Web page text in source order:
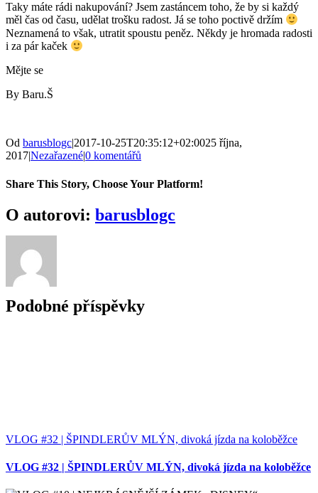
Taky máte rádi nakupování? Jsem zastáncem toho, že by si každý
měl čas od času, udělat trošku radost. Já se toho poctivě držím
Neznamená to však, utratit spoustu peněz. Někdy je hromada radosti
i za pár kaček
Mějte se
By Baru.Š
Od barusblogc|2017-10-25T20:35:12+02:0025 října,
2017|Nezařazené|0 komentářů
Share This Story, Choose Your Platform!
Facebook
Twitter
Reddit
LinkedIn
WhatsApp
Tumblr
Pinterest
Vk
E-
mail
O autorovi: barusblogc
Podobné příspěvky
VLOG #32 | ŠPINDLERŮV MLÝN, divoká jízda na koloběžce
VLOG #32 | ŠPINDLERŮV MLÝN, divoká jízda na koloběžce